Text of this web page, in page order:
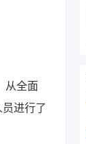
从全面
进行了